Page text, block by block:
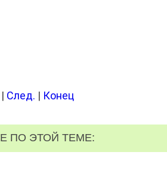
| След. | Конец
ПО ЭТОЙ ТЕМЕ: